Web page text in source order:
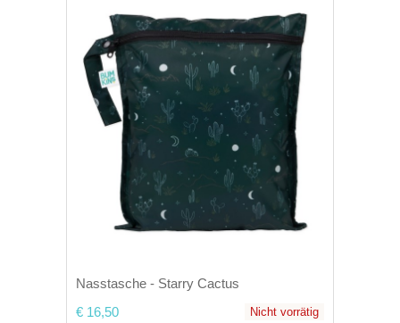
Nasstasche - Starry Cactus
€ 16,50
Nicht vorrätig